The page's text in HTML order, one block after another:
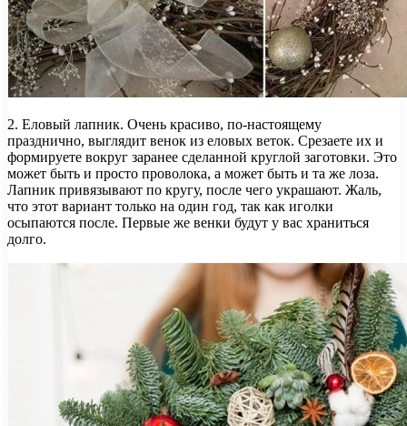
2. Еловый лапник. Очень красиво, по-настоящему
празднично, выглядит венок из еловых веток. Срезаете их и
формируете вокруг заранее сделанной круглой заготовки. Это
может быть и просто проволока, а может быть и та же лоза.
Лапник привязывают по кругу, после чего украшают. Жаль,
что этот вариант только на один год, так как иголки
осыпаются после. Первые же венки будут у вас храниться
долго.